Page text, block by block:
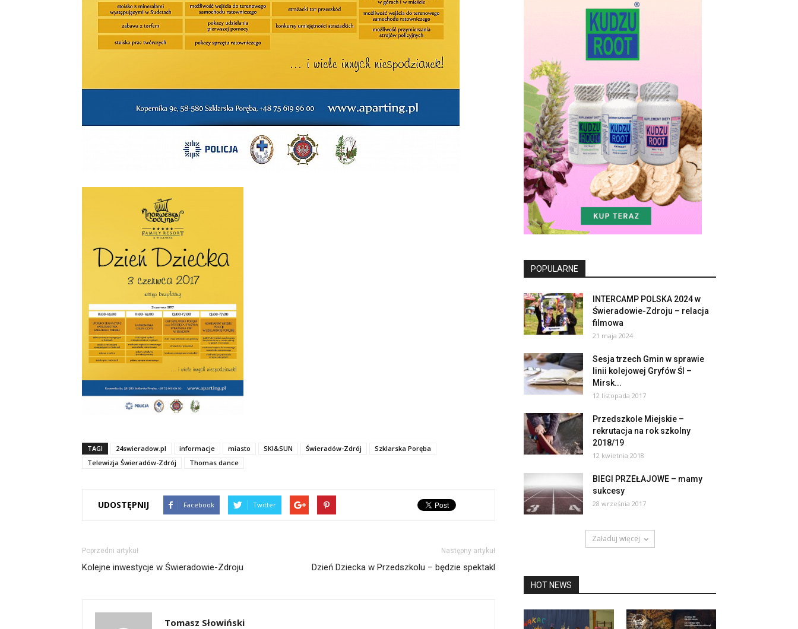
TAGI 24swieradow.pl informacje miasto SKI&SUN Świeradów-Zdrój
Szklarska Poręba
Telewizja Świeradów-Zdrój
Thomas dance
UDOSTĘPNIJ Facebook Twitter
Poprzedni artykuł
Kolejne inwestycje w Świeradowie-Zdroju
Następny artykuł
Dzień Dziecka w Przedszkolu – będzie spektakl
Tomasz Słowiński
POPULARNE
INTERCAMP POLSKA 2024 w
Świeradowie-Zdroju – relacja
filmowa
21 maja 2024
Sesja trzech Gmin w sprawie
linii kolejowej Gryfów Śl –
Mirsk...
12 listopada 2017
Przedszkole Miejskie –
rekrutacja na rok szkolny
2018/19
12 kwietnia 2018
BIEGI PRZEŁAJOWE – mamy
sukcesy
28 września 2017
Załaduj więcej
HOT NEWS